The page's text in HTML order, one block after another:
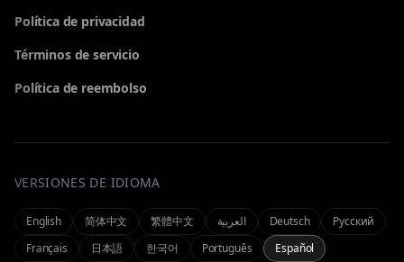
Política de privacidad
Términos de servicio
Política de reembolso
VERSIONES DE IDIOMA
English 简体中文 繁體中文 العربية Deutsch
Русский
Français
日本語 한국어 Português Español
Elige una herramienta para generar
Generador omnimodal todo en uno Vídeo cinematográfico de texto/imagen
Gestiona tu cuenta e historial